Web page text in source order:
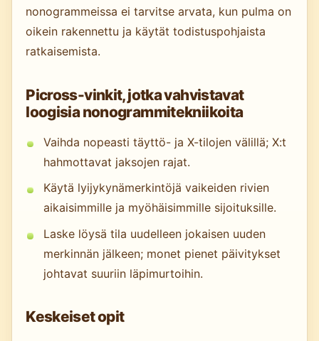
nonogrammeissa ei tarvitse arvata, kun pulma on
oikein rakennettu ja käytät todistuspohjaista
ratkaisemista.
Picross-vinkit, jotka vahvistavat
loogisia nonogrammitekniikoita
Vaihda nopeasti täyttö- ja X-tilojen välillä; X:t
hahmottavat jaksojen rajat.
Käytä lyijykynämerkintöjä vaikeiden rivien
aikaisimmille ja myöhäisimmille sijoituksille.
Laske löysä tila uudelleen jokaisen uuden
merkinnän jälkeen; monet pienet päivitykset
johtavat suuriin läpimurtoihin.
Keskeiset opit